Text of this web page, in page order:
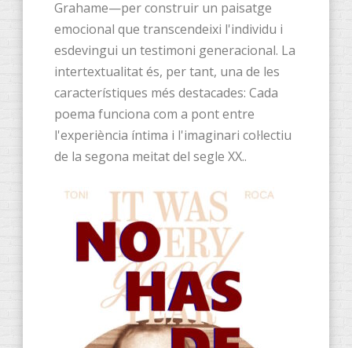
Grahame—per construir un paisatge
emocional que transcendeixi l'individu i
esdevingui un testimoni generacional. La
intertextualitat és, per tant, una de les
característiques més destacades: Cada
poema funciona com a pont entre
l'experiència íntima i l'imaginari col·lectiu
de la segona meitat del segle XX..